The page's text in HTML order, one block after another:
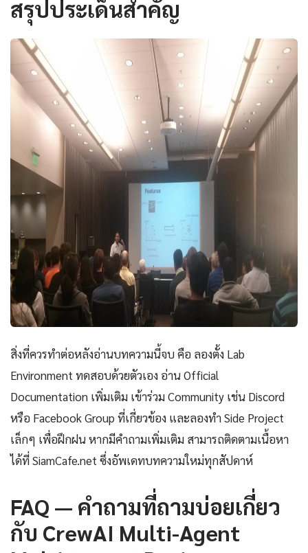
สรุปประเด็นสำคัญ
สิ่งที่ควรทำต่อหลังอ่านบทความนี้จบ คือ ลองตั้ง Lab
Environment ทดสอบด้วยตัวเอง อ่าน Official
Documentation เพิ่มเติม เข้าร่วม Community เช่น Discord
หรือ Facebook Group ที่เกี่ยวข้อง และลองทำ Side Project
เล็กๆ เพื่อฝึกฝน หากมีคำถามเพิ่มเติม สามารถติดตามเนื้อหา
ได้ที่ SiamCafe.net ซึ่งอัพเดทบทความใหม่ทุกสัปดาห์
FAQ — คำถามที่ถามบ่อยเกี่ยว
กับ CrewAI Multi-Agent